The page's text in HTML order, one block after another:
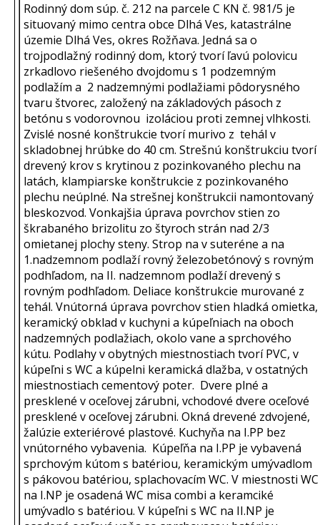
Rodinný dom súp. č. 212 na parcele C KN č. 981/5 je
situovaný mimo centra obce Dlhá Ves, katastrálne
územie Dlhá Ves, okres Rožňava. Jedná sa o
trojpodlažný rodinný dom, ktorý tvorí ľavú polovicu
zrkadlovo riešeného dvojdomu s 1 podzemným
podlažím a 2 nadzemnými podlažiami pôdorysného
tvaru štvorec, založený na základových pásoch z
betónu s vodorovnou izoláciou proti zemnej vlhkosti.
Zvislé nosné konštrukcie tvorí murivo z tehál v
skladobnej hrúbke do 40 cm. Strešnú konštrukciu tvorí
drevený krov s krytinou z pozinkovaného plechu na
latách, klampiarske konštrukcie z pozinkovaného
plechu neúplné. Na strešnej konštrukcii namontovaný
bleskozvod. Vonkajšia úprava povrchov stien zo
škrabaného brizolitu zo štyroch strán nad 2/3
omietanej plochy steny. Strop na v suteréne a na
1.nadzemnom podlaží rovný železobetónový s rovným
podhľadom, na II. nadzemnom podlaží drevený s
rovným podhľadom. Deliace konštrukcie murované z
tehál. Vnútorná úprava povrchov stien hladká omietka,
keramický obklad v kuchyni a kúpeľniach na oboch
nadzemných podlažiach, okolo vane a sprchového
kútu. Podlahy v obytných miestnostiach tvorí PVC, v
kúpeľni s WC a kúpelni keramická dlažba, v ostatných
miestnostiach cementový poter. Dvere plné a
presklené v oceľovej zárubni, vchodové dvere oceľové
presklené v oceľovej zárubni. Okná drevené zdvojené,
žalúzie exteriérové plastové. Kuchyňa na I.PP bez
vnútorného vybavenia. Kúpeľňa na I.PP je vybavená
sprchovým kútom s batériou, keramickým umývadlom
s pákovou batériou, splachovacím WC. V miestnosti WC
na I.NP je osadená WC misa combi a keramciké
umývadlo s batériou. V kúpeľni s WC na II.NP je